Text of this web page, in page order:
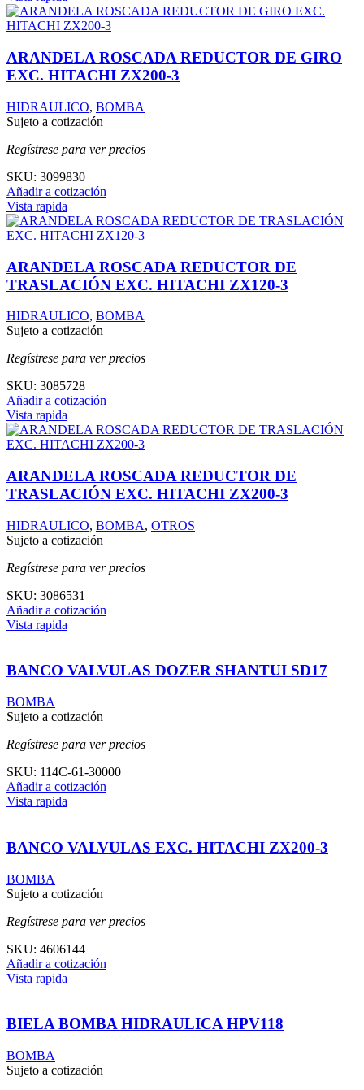
ARANDELA ROSCADA REDUCTOR DE GIRO
EXC. HITACHI ZX200-3
HIDRAULICO, BOMBA
Sujeto a cotización
Regístrese para ver precios
SKU: 3099830
Añadir a cotización
Vista rapida
ARANDELA ROSCADA REDUCTOR DE
TRASLACIÓN EXC. HITACHI ZX120-3
HIDRAULICO, BOMBA
Sujeto a cotización
Regístrese para ver precios
SKU: 3085728
Añadir a cotización
Vista rapida
ARANDELA ROSCADA REDUCTOR DE
TRASLACIÓN EXC. HITACHI ZX200-3
HIDRAULICO, BOMBA, OTROS
Sujeto a cotización
Regístrese para ver precios
SKU: 3086531
Añadir a cotización
Vista rapida
BANCO VALVULAS DOZER SHANTUI SD17
BOMBA
Sujeto a cotización
Regístrese para ver precios
SKU: 114C-61-30000
Añadir a cotización
Vista rapida
BANCO VALVULAS EXC. HITACHI ZX200-3
BOMBA
Sujeto a cotización
Regístrese para ver precios
SKU: 4606144
Añadir a cotización
Vista rapida
BIELA BOMBA HIDRAULICA HPV118
BOMBA
Sujeto a cotización